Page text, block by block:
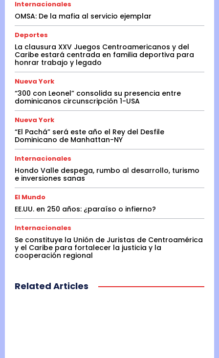
Internacionales
OMSA: De la mafia al servicio ejemplar
Deportes
La clausura XXV Juegos Centroamericanos y del
Caribe estará centrada en familia deportiva para
honrar trabajo y legado
Nueva York
“300 con Leonel” consolida su presencia entre
dominicanos circunscripción 1-USA
Nueva York
“El Pachá” será este año el Rey del Desfile
Dominicano de Manhattan-NY
Internacionales
Hondo Valle despega, rumbo al desarrollo, turismo
e inversiones sanas
El Mundo
EE.UU. en 250 años: ¿paraíso o infierno?
Internacionales
Se constituye la Unión de Juristas de Centroamérica
y el Caribe para fortalecer la justicia y la
cooperación regional
Related Articles